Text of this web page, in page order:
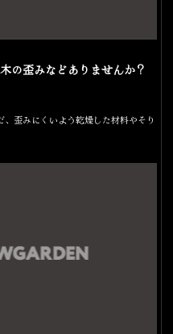
の歪みなどありませんか？
歪みにくいよう乾燥した材料やそり